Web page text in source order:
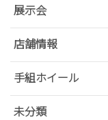
展示会
店舗情報
手組ホイール
未分類